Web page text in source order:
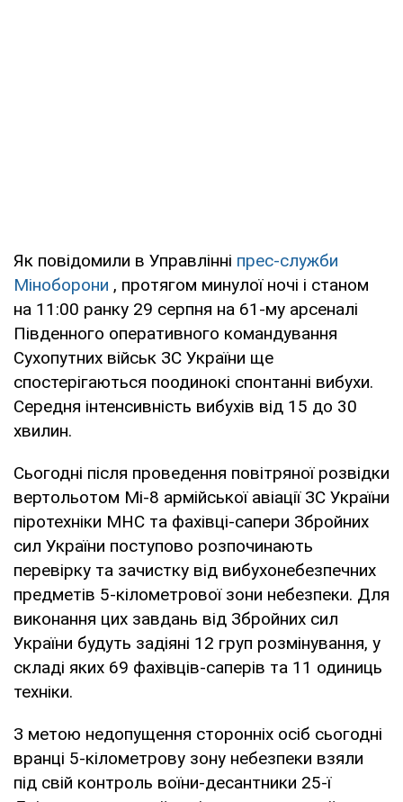
Як повідомили в Управлінні прес-служби
Міноборони , протягом минулої ночі і станом
на 11:00 ранку 29 серпня на 61-му арсеналі
Південного оперативного командування
Сухопутних військ ЗС України ще
спостерігаються поодинокі спонтанні вибухи.
Середня інтенсивність вибухів від 15 до 30
хвилин.
Сьогодні після проведення повітряної розвідки
вертольотом Мі-8 армійської авіації ЗС України
піротехніки МНС та фахівці-сапери Збройних
сил України поступово розпочинають
перевірку та зачистку від вибухонебезпечних
предметів 5-кілометрової зони небезпеки. Для
виконання цих завдань від Збройних сил
України будуть задіяні 12 груп розмінування, у
складі яких 69 фахівців-саперів та 11 одиниць
техніки.
З метою недопущення сторонніх осіб сьогодні
вранці 5-кілометрову зону небезпеки взяли
під свій контроль воїни-десантники 25-ї